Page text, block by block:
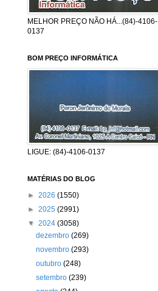
MELHOR PREÇO NÃO HÁ...(84)-4106-
0137
BOM PREÇO INFORMÁTICA
LIGUE: (84)-4106-0137
MATÉRIAS DO BLOG
► 2026 (1550)
► 2025 (2991)
▼ 2024 (3058)
dezembro(269)
novembro(293)
outubro(248)
setembro(239)